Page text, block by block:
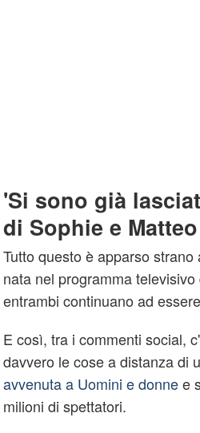
'Si sono già
di Sophie e
Tutto questo è apparso
nata nel programma
entrambi continuano ad
E così, tra i commenti social,
davvero le cose a distanza di
avvenuta a Uomini e donnee
milioni di spettatori.